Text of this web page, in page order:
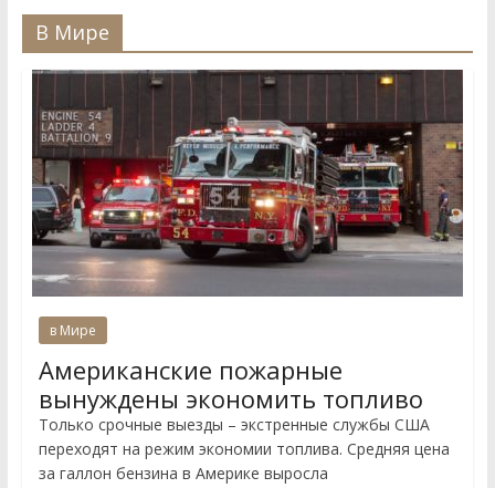
В Мире
в Мире
Американские пожарные
вынуждены экономить топливо
Только срочные выезды – экстренные службы США
переходят на режим экономии топлива. Средняя цена
за галлон бензина в Америке выросла